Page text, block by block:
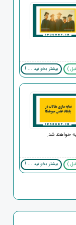
بیشتر بخوانید ... !
خواهند شد.
بیشتر بخوانید ... !